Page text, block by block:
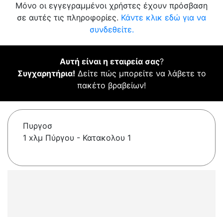
Μόνο οι εγγεγραμμένοι χρήστες έχουν πρόσβαση
σε αυτές τις πληροφορίες. Κάντε κλικ εδώ για να
συνδεθείτε.
Αυτή είναι η εταιρεία σας?
Συγχαρητήρια! Δείτε πώς μπορείτε να λάβετε το
πακέτο βραβείων!
Πυργοσ
1 xλμ Πύργου - Κατακολου 1